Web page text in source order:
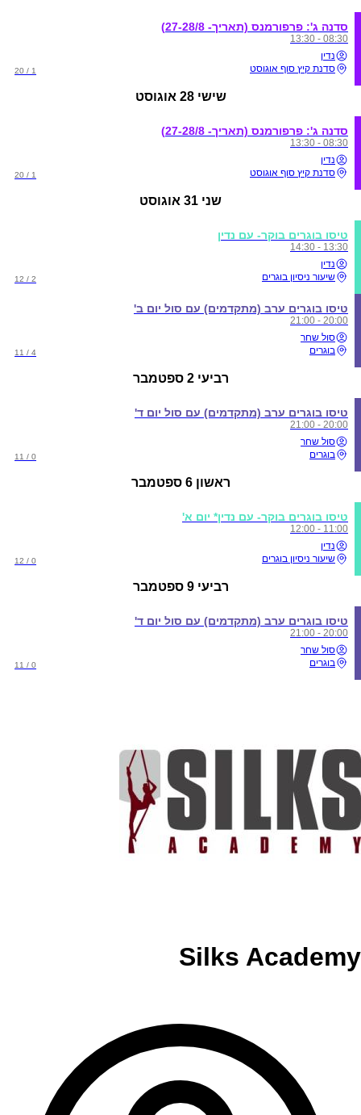
סדנה ג': פרפורמנס (תאריך- 27-28/8)
08:30 - 13:30
נדין
סדנת קיץ סוף אוגוסט
1 / 20
שישי 28 אוגוסט
סדנה ג': פרפורמנס (תאריך- 27-28/8)
08:30 - 13:30
נדין
סדנת קיץ סוף אוגוסט
1 / 20
שני 31 אוגוסט
טיסו בוגרים בוקר- עם נדין
13:30 - 14:30
נדין
שיעור ניסיון בוגרים
2 / 12
טיסו בוגרים ערב (מתקדמים) עם סול יום ב'
20:00 - 21:00
סול שחר
בוגרים
4 / 11
רביעי 2 ספטמבר
טיסו בוגרים ערב (מתקדמים) עם סול יום ד'
20:00 - 21:00
סול שחר
בוגרים
0 / 11
ראשון 6 ספטמבר
טיסו בוגרים בוקר- עם נדין* יום א'
11:00 - 12:00
נדין
שיעור ניסיון בוגרים
0 / 12
רביעי 9 ספטמבר
טיסו בוגרים ערב (מתקדמים) עם סול יום ד'
20:00 - 21:00
סול שחר
בוגרים
0 / 11
Silks Academy